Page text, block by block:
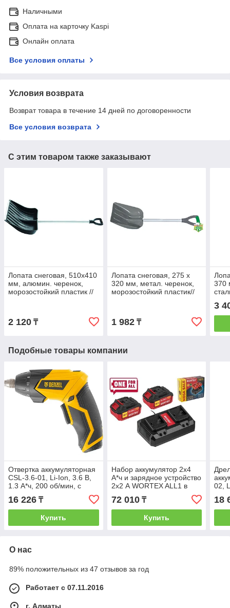
Наличными
Оплата на карточку Kaspi
Онлайн оплата
Все условия оплаты
Условия возврата
Возврат товара в течение 14 дней по договоренности
Все условия возврата
С этим товаром также заказывают
Лопата снеговая, 510х410
мм, алюмин. черенок,
морозостойкий пластик //
2 120 ₸
Лопата снеговая, 275 х
320 мм, метал. черенок,
морозостойкий пластик//
1 982₸
370
3
Подобные товары компании
Отвертка аккумуляторная
CSL-3.6-01, Li-Ion, 3.6 В,
1.3 А*ч, 200 об/мин, с
16 226 ₸
Купить
Набор аккумулятор 2х4
А*ч и зарядное устройство
2х2 А WORTEX ALL1 в
кор. МЕГА АКЦИЯ (18.0 В,
2x4.0 А*ч,
72 010₸
Купить
02,
18
О нас
89% положительных из 47 отзывов за год
Работает с 07.11.2016
г. Алматы